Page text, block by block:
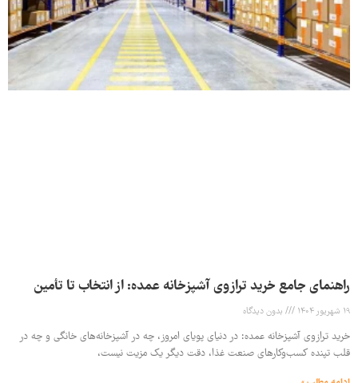
راهنمای جامع خرید ترازوی آشپزخانه عمده: از انتخاب تا تأمین
19 شهریور 1404 بدون دیدگاه
خرید ترازوی آشپزخانه عمده: در دنیای پویای امروز، چه در آشپزخانه‌های خانگی و چه در
قلب تپنده کسب‌وکارهای صنعت غذا، دقت دیگر یک مزیت نیست،